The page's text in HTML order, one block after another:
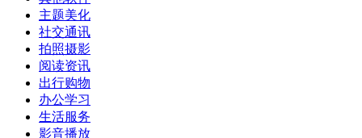
主题美化
社交通讯
拍照摄影
阅读资讯
出行购物
办公学习
生活服务
影音播放